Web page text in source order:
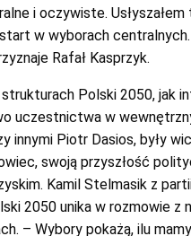
i oczywiste.
start w wyborach
Rafał Kasprzyk.
Polski 2050, jak
uczestnictwa w
innymi Piotr Dasios, były
swoją przyszłość
Kamil Stelmasik z
2050 unika w rozmowie z
– Wybory pokażą, ilu